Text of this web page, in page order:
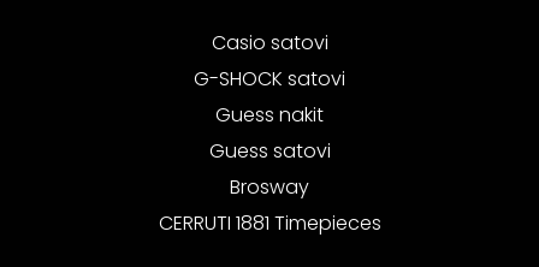
Casio satovi
G-SHOCK satovi
Guess nakit
Guess satovi
Brosway
CERRUTI 1881 Timepieces